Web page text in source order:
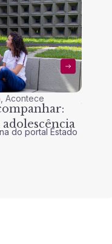
,Acontece
do portal Estado